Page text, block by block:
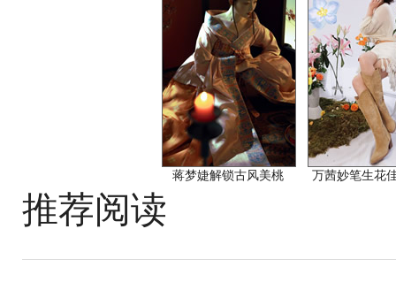
蒋梦婕解锁古风美桃 万茜妙笔生花
推荐阅读